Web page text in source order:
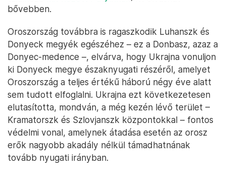
bővebben.
Oroszország továbbra is ragaszkodik Luhanszk és
Donyeck megyék egészéhez – ez a Donbasz, azaz a
Donyec-medence –, elvárva, hogy Ukrajna vonuljon
ki Donyeck megye északnyugati részéről, amelyet
Oroszország a teljes értékű háború négy éve alatt
sem tudott elfoglalni. Ukrajna ezt következetesen
elutasította, mondván, a még kezén lévő terület –
Kramatorszk és Szlovjanszk központokkal – fontos
védelmi vonal, amelynek átadása esetén az orosz
erők nagyobb akadály nélkül támadhatnának
tovább nyugati irányban.